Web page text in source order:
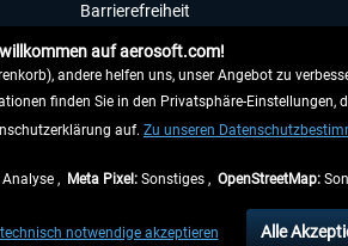
Barrierefreiheit
Impressum
, wenn nicht anders
für andere Länder entnehmen Sie bitte den
auf aerosoft.com!
andere helfen uns, unser Angebot zu
finden Sie in den Privatsphäre-Einstellungen,
auf. Zu unseren
, Meta Pixel: Sonstiges , OpenStreetMap:
notwendige akzeptieren Alle